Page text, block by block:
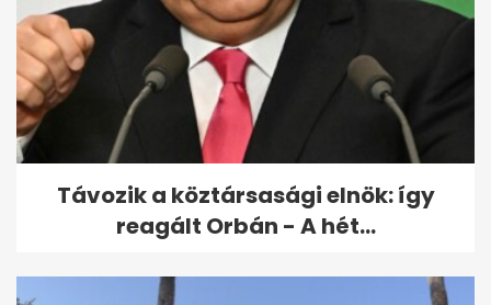
Vulkánkitörés Izlandon: elérte
a láva Grindavíkot
Távozik a köztársasági elnök: így
reagált Orbán - A hét...